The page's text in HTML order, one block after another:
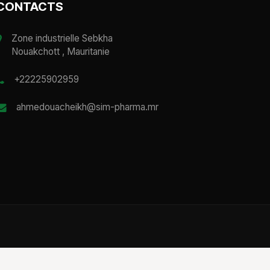
Zone industrielle Sebkha
Nouakchott , Mauritanie
+22225902959
ahmedouacheikh@sim-pharma.mr